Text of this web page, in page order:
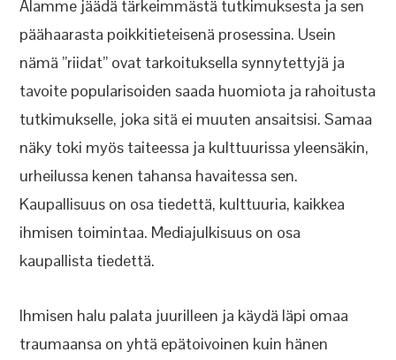
Alamme jäädä tärkeimmästä tutkimuksesta ja sen
päähaarasta poikkitieteisenä prosessina. Usein
nämä ”riidat” ovat tarkoituksella synnytettyjä ja
tavoite popularisoiden saada huomiota ja rahoitusta
tutkimukselle, joka sitä ei muuten ansaitsisi. Samaa
näky toki myös taiteessa ja kulttuurissa yleensäkin,
urheilussa kenen tahansa havaitessa sen.
Kaupallisuus on osa tiedettä, kulttuuria, kaikkea
ihmisen toimintaa. Mediajulkisuus on osa
kaupallista tiedettä.
Ihmisen halu palata juurilleen ja käydä läpi omaa
traumaansa on yhtä epätoivoinen kuin hänen